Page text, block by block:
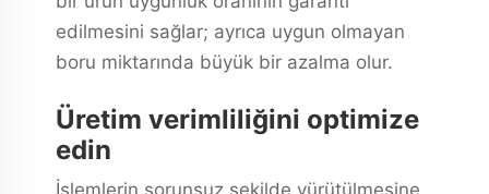
edilmesini sağlar; ayrıca uygun olmayan
boru miktarında büyük bir azalma olur.
Üretim verimliliğini optimize
edin